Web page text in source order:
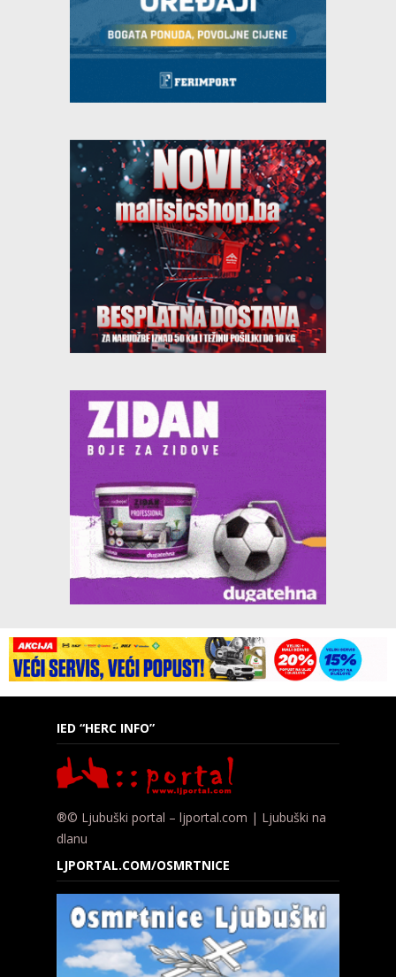
IED “HERC INFO”
®© Ljubuški portal – ljportal.com | Ljubuški na
dlanu
LJPORTAL.COM/OSMRTNICE